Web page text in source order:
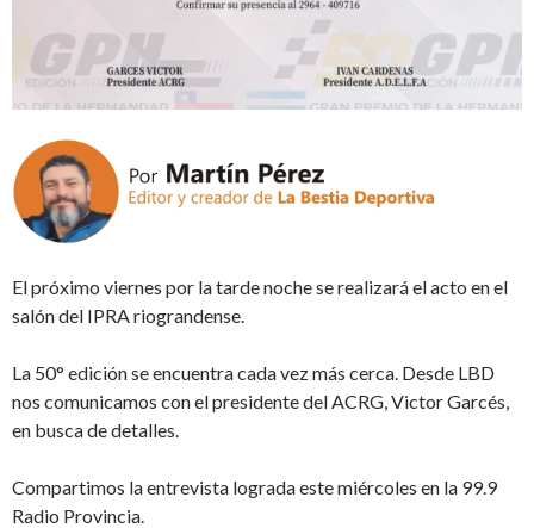
El próximo viernes por la tarde noche se realizará el acto en el
salón del IPRA riograndense.
La 50° edición se encuentra cada vez más cerca. Desde LBD
nos comunicamos con el presidente del ACRG, Victor Garcés,
en busca de detalles.
Compartimos la entrevista lograda este miércoles en la 99.9
Radio Provincia.